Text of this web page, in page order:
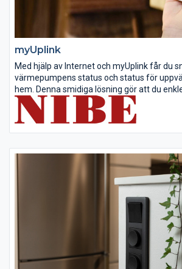
myUplink
Med hjälp av Internet och myUplink får du
värmepumpens status och status för
hem. Denna smidiga lösning gör att du
styra värme- och varmvattenproduktionen.
påverkas av...